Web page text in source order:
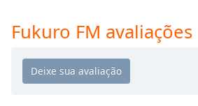
Playback
Chapters
Fukuro FM avaliações